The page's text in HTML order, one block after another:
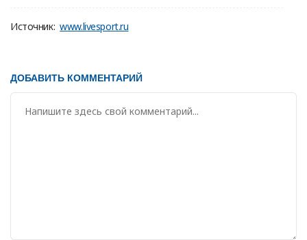
Источник: www.livesport.ru
ДОБАВИТЬ КОММЕНТАРИЙ